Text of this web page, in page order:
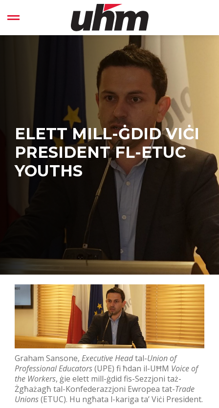
Open left Panel
ELETT MILL-ĠDID VIĊI
PRESIDENT FL-ETUC
YOUTHS
Graham Sansone, Executive Headtal-Union of
Professional Educators(UPE) fi ħdan il-UĦM Voice of
the Workers, ġie elett mill-ġdid fis-Sezzjoni taż-
Żgħażagħ tal-Konfederazzjoni Ewropea tat-Trade
Unions(ETUC). Hu ngħata l-kariga ta’ Viċi President.